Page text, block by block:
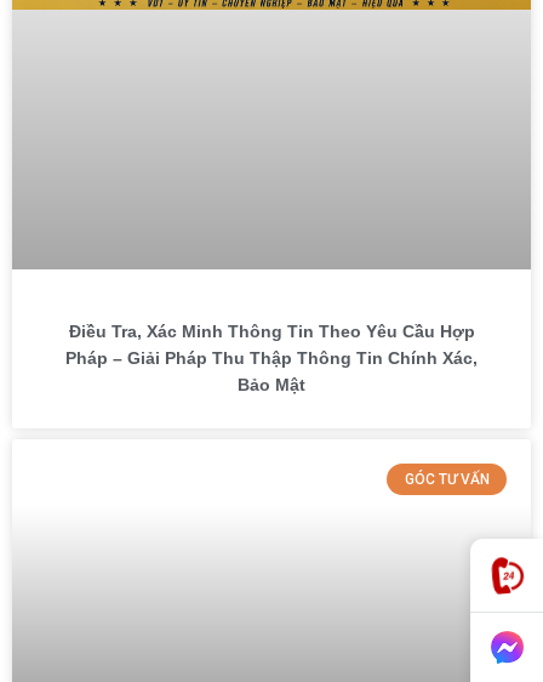
Điều Tra, Xác Minh Thông Tin Theo Yêu Cầu Hợp
Pháp – Giải Pháp Thu Thập Thông Tin Chính Xác,
Bảo Mật
GÓC TƯ VẤN